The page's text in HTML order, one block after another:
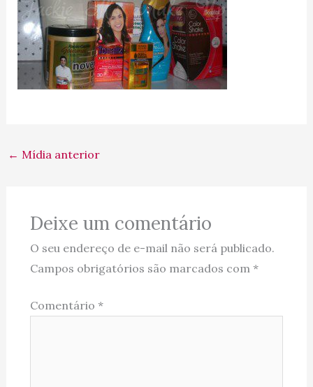
← Mídia anterior
Deixe um comentário
O seu endereço de e-mail não será publicado.
Campos obrigatórios são marcados com *
Comentário *